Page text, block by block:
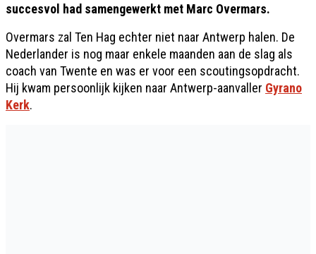
succesvol had samengewerkt met Marc Overmars.
Overmars zal Ten Hag echter niet naar Antwerp halen. De
Nederlander is nog maar enkele maanden aan de slag als
coach van Twente en was er voor een scoutingsopdracht.
Hij kwam persoonlijk kijken naar Antwerp-aanvaller Gyrano
Kerk.